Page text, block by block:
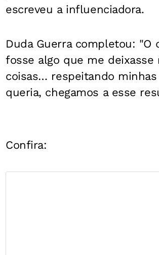
escreveu a influenciadora.
Duda Guerra completou:
fosse algo que me
coisas… respeitando
queria, chegamos a esse
Confira: